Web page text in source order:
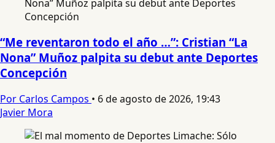
“Me reventaron todo el año …”: Cristian “La
Nona” Muñoz palpita su debut ante Deportes
Concepción
Por Carlos Campos • 6 de agosto de 2026, 19:43
Javier Mora